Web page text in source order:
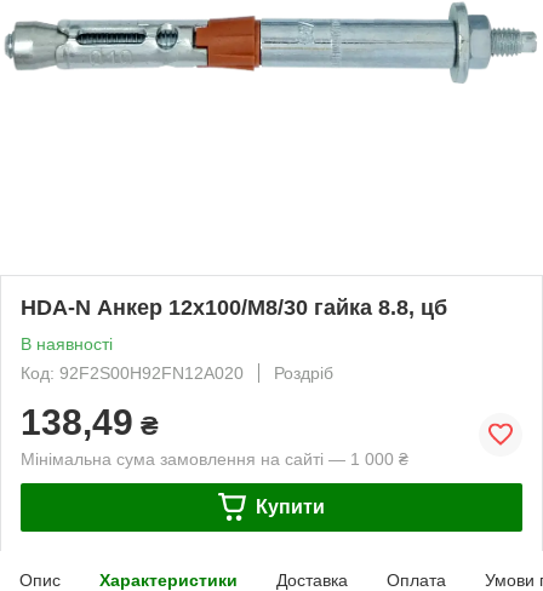
HDA-N Анкер 12х100/М8/30 гайка 8.8, цб
В наявності
Код: 92F2S00H92FN12A020
Роздріб
138,49 ₴
Мінімальна сума замовлення на сайті — 1 000 ₴
Купити
Опис Характеристики Доставка Оплата Умови